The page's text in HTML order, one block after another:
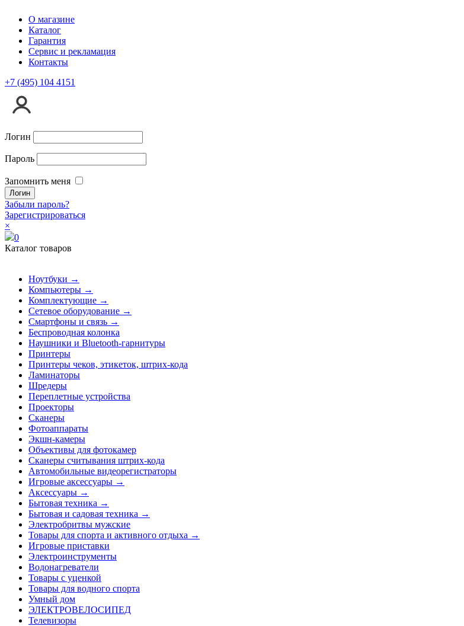
О магазине
Каталог
Гарантия
Сервис и рекламация
Контакты
+7 (495) 104 4151
Логин
Пароль
Запомнить меня
Забыли пароль?
Зарегистрироваться
×
0
Каталог товаров
Ноутбуки →
Компьютеры →
Комплектующие →
Сетевое оборудование →
Смартфоны и связь →
Беспроводная колонка
Наушники и Bluetooth-гарнитуры
Принтеры
Принтеры чеков, этикеток, штрих-кода
Ламинаторы
Шредеры
Переплетные устройства
Проекторы
Сканеры
Фотоаппараты
Экшн-камеры
Объективы для фотокамер
Сканеры считывания штрих-кода
Автомобильные видеорегистраторы
Игровые аксессуары →
Аксессуары →
Бытовая техника →
Бытовая и садовая техника →
Электробритвы мужские
Товары для спорта и активного отдыха →
Игровые приставки
Электроинструменты
Водонагреватели
Товары с уценкой
Товары для водного спорта
Умный дом
ЭЛЕКТРОВЕЛОСИПЕД
Телевизоры